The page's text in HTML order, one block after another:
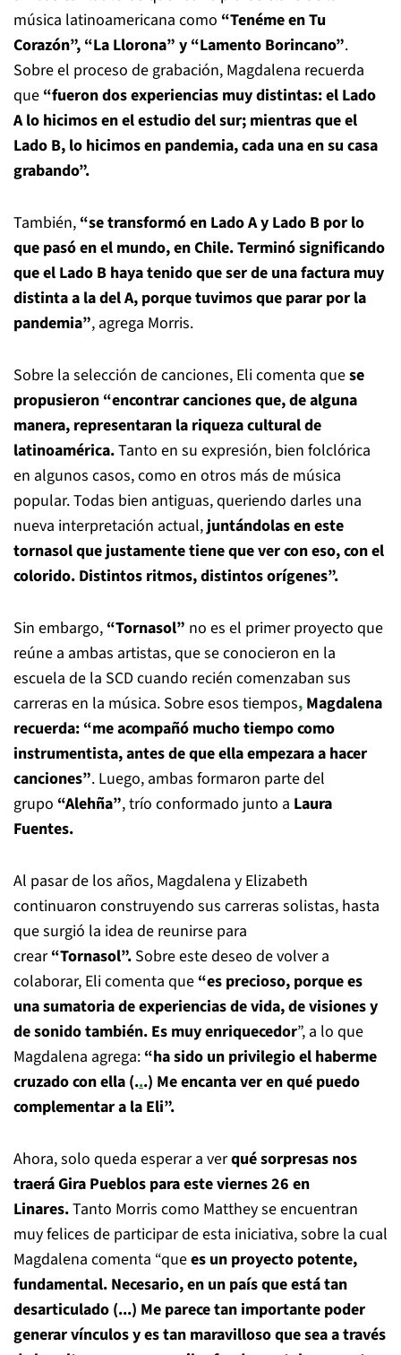
música latinoamericana como “Tenéme en Tu
Corazón”, “La Llorona” y “Lamento Borincano”.
Sobre el proceso de grabación, Magdalena recuerda
que “fueron dos experiencias muy distintas: el Lado
A lo hicimos en el estudio del sur; mientras que el
Lado B, lo hicimos en pandemia, cada una en su casa
grabando”.
También, “se transformó en Lado A y Lado B por lo
que pasó en el mundo, en Chile. Terminó significando
que el Lado B haya tenido que ser de una factura muy
distinta a la del A, porque tuvimos que parar por la
pandemia”, agrega Morris.
Sobre la selección de canciones, Eli comenta quese
propusieron “encontrar canciones que, de alguna
manera, representaran la riqueza cultural de
latinoamérica.Tanto en su expresión, bien folclórica
en algunos casos, como en otros más de música
popular. Todas bien antiguas, queriendo darles una
nueva interpretación actual,juntándolas en este
tornasol que justamente tiene que ver con eso, con el
colorido. Distintos ritmos, distintos orígenes”.
Sin embargo, “Tornasol” no es el primer proyecto que
reúne a ambas artistas, que se conocieron en la
escuela de la SCD cuando recién comenzaban sus
carreras en la música. Sobre esos tiempos, Magdalena
recuerda: “me acompañó mucho tiempo como
instrumentista, antes de que ella empezara a hacer
canciones”. Luego, ambas formaron parte del
grupo “Alehña”, trío conformado junto a Laura
Fuentes.
Al pasar de los años, Magdalena y Elizabeth
continuaron construyendo sus carreras solistas, hasta
que surgió la idea de reunirse para
crear“Tornasol”. Sobre este deseo de volver a
colaborar, Eli comenta que “es precioso, porque es
una sumatoria de experiencias de vida, de visiones y
de sonido también. Es muy enriquecedor”, a lo que
Magdalena agrega: “ha sido un privilegio el haberme
cruzado con ella (...) Me encanta ver en qué puedo
complementar a la Eli”.
Ahora, solo queda esperar a verqué sorpresas nos
traerá Gira Pueblos para este viernes 26 en
Linares.Tanto Morris como Matthey se encuentran
muy felices de participar de esta iniciativa, sobre la cual
Magdalena comenta “quees un proyecto potente,
fundamental. Necesario, en un país que está tan
desarticulado (...) Me parece tan importante poder
generar vínculos y es tan maravilloso que sea a través